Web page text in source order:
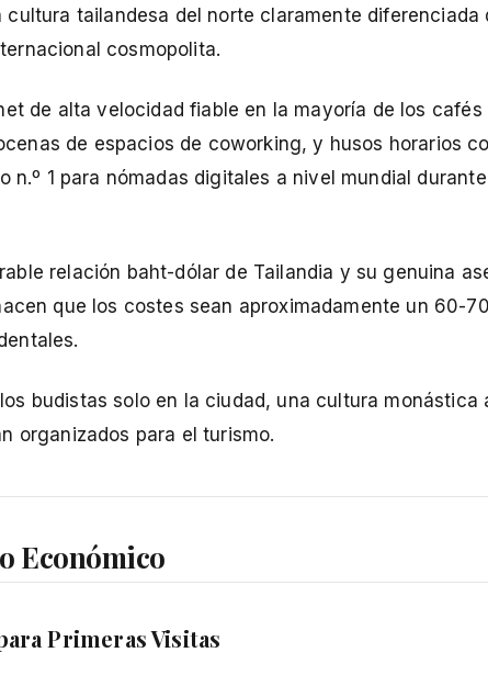
tailandesa del norte claramente diferenciada
cosmopolita.
de alta velocidad fiable en la mayoría de los cafés
de espacios de coworking, y husos horarios
n.º 1 para nómadas digitales a nivel mundial
relación baht-dólar de Tailandia y su genuina
que los costes sean aproximadamente un 60-
budistas solo en la ciudad, una cultura monástica
organizados para el turismo.
Económico
Primeras Visitas